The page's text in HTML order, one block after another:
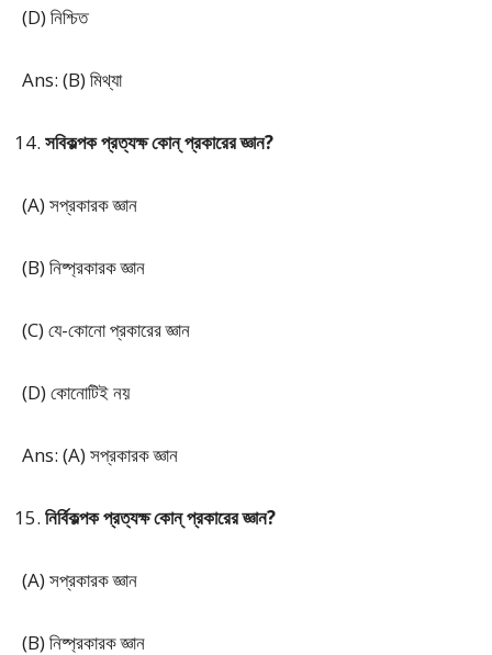
(D) নিশ্চিত
Ans: (B) মিথ্যা
সবিকল্পক প্রত্যক্ষ কোন্ প্রকারের জ্ঞান?
(A) সপ্রকারক জ্ঞান
(B) নিষ্প্রকারক জ্ঞান
(C) যে-কোনো প্রকারের জ্ঞান
(D) কোনোটিই নয়
Ans: (A) সপ্রকারক জ্ঞান
নির্বিকল্পক প্রত্যক্ষ কোন্ প্রকারের জ্ঞান?
(A) সপ্রকারক জ্ঞান
(B) নিষ্প্রকারক জ্ঞান